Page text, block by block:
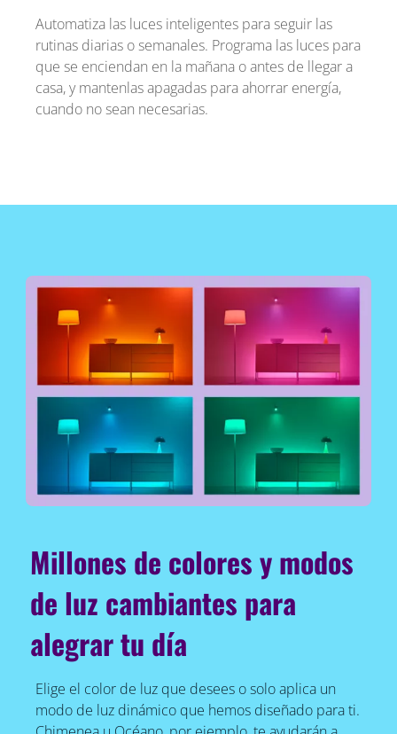
Automatiza las luces inteligentes para seguir las
rutinas diarias o semanales. Programa las luces para
que se enciendan en la mañana o antes de llegar a
casa, y mantenlas apagadas para ahorrar energía,
cuando no sean necesarias.
Millones de colores y modos
de luz cambiantes para
alegrar tu día
Elige el color de luz que desees o solo aplica un
modo de luz dinámico que hemos diseñado para ti.